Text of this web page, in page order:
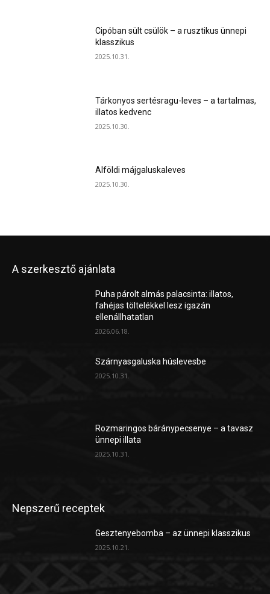
Cipóban sült csülök – a rusztikus ünnepi
klasszikus
2025.10.31.
Tárkonyos sertésragu-leves – a tartalmas,
illatos kedvenc
2025.10.30.
Alföldi májgaluskaleves
2025.10.30.
A szerkesztő ajánlata
Puha párolt almás palacsinta: illatos,
fahéjas töltelékkel lesz igazán
ellenállhatatlan
2026.06.18.
Szárnyasgaluska húslevesbe
2025.10.31.
Rozmaringos báránypecsenye – a tavasz
ünnepi illata
2025.10.31.
Nepszerű receptek
Gesztenyebomba – az ünnepi klasszikus
2025.10.21.